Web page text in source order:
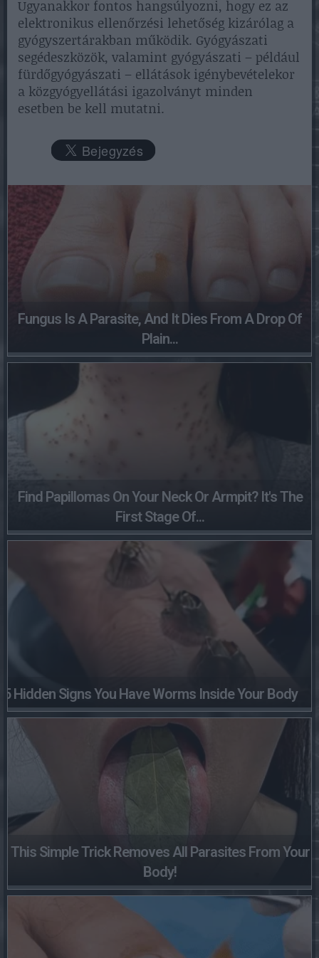
Ugyanakkor fontos hangsúlyozni, hogy ez az
elektronikus ellenőrzési lehetőség kizárólag a
gyógyszertárakban működik. Gyógyászati
segédeszközök, valamint gyógyászati – például
fürdőgyógyászati – ellátások igénybevételekor
a közgyógyellátási igazolványt minden
esetben be kell mutatni.
Fungus Is A Parasite, And It Dies From A Drop Of
Plain...
Find Papillomas On Your Neck Or Armpit? It's The
First Stage Of...
5 Hidden Signs You Have Worms Inside Your Body
This Simple Trick Removes All Parasites From Your
Body!